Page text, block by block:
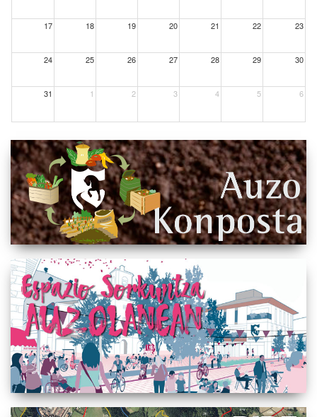
17 18 19 20 21 22 23
24 25 26 27 28 29 30
31 1 2 3 4 5 6